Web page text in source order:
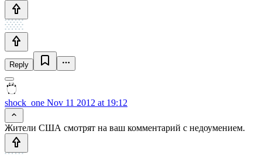
Reply
shock_one Nov 11 2012 at 19:12
Жители США смотрят на ваш комментарий с недоумением.